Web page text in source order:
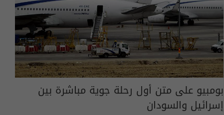
بومبيو على متن أول رحلة جوية مباشرة بين
إسرائيل والسودان